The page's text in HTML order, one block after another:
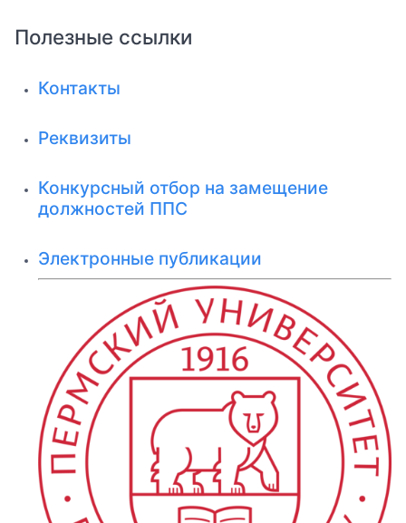
Полезные ссылки
Контакты
Реквизиты
Конкурсный отбор на замещение
должностей ППС
Электронные публикации